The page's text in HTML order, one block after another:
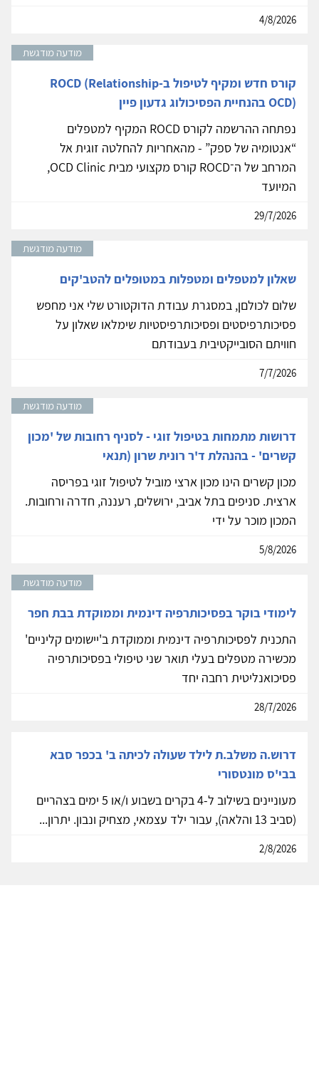
4/8/2026
מודעה מודגשת
קורס חדש ומקיף לטיפול ב-ROCD (Relationship
OCD) בהנחיית הפסיכולוג גדעון פיין
נפתחה ההרשמה לקורס ROCD המקיף למטפלים
“אנטומיה של ספק” - מהאחריות להחלטה זוגית אל
המרחב של ה־ROCD קורס מקצועי מבית OCD Clinic,
המיועד
29/7/2026
מודעה מודגשת
שאלון למטפלים ומטפלות במטופלים להטב'קים
שלום לכולםן, במסגרת עבודת הדוקטורט שלי אני מחפש
פסיכותרפיסטים ופסיכותרפיסטיות שימלאו שאלון על
חוויתם הסובייקטיבית בעבודתם
7/7/2026
מודעה מודגשת
דרושות מתמחות בטיפול זוגי - לסניף רחובות של 'מכון
קשרים' - בהנהלת ד'ר רונית שרון (תנאי
מכון קשרים הינו מכון ארצי מוביל לטיפול זוגי בפריסה
ארצית. סניפים בתל אביב, ירושלים, רעננה, חדרה ורחובות.
המכון מוכר על ידי
5/8/2026
מודעה מודגשת
לימודי בוקר בפסיכותרפיה דינמית וממוקדת בבת חפר
התכנית לפסיכותרפיה דינמית וממוקדת ב'יישומים קליניים'
מכשירה מטפלים בעלי תואר שני טיפולי בפסיכותרפיה
פסיכואנליטית רחבה יחד
28/7/2026
דרוש.ה משלב.ת לילד שעולה לכיתה ב' בכפר סבא
בבי'ס מונטסורי
מעוניינים בשילוב ל-4 בקרים בשבוע ו/או 5 ימים בצהריים
(סביב 13 והלאה), עבור ילד עצמאי, מצחיק ונבון. יתרון...
2/8/2026